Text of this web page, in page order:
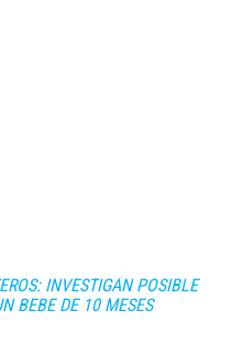
INVESTIGAN POSIBLE
BEBE DE 10 MESES